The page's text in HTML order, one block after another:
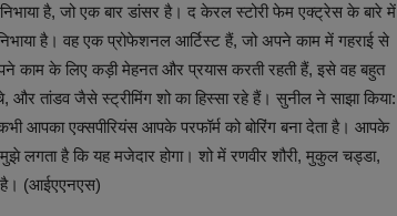
है, जो एक बार डांसर है। द केरल स्टोरी फेम एक्ट्रेस के बारे में
है। वह एक प्रोफेशनल आर्टिस्ट हैं, जो अपने काम में गहराई से
काम के लिए कड़ी मेहनत और प्रयास करती रहती हैं, इसे वह बहुत
तांडव जैसे स्ट्रीमिंग शो का हिस्सा रहे हैं। सुनील ने साझा किया:
आपका एक्सपीरियंस आपके परफॉर्म को बोरिंग बना देता है। आपके
लगता है कि यह मजेदार होगा। शो में रणवीर शौरी, मुकुल चड्डा,
है। (आईएएनएस)